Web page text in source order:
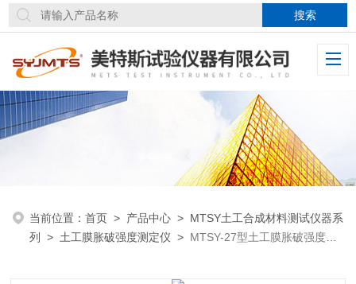
当前位置：首页 > 产品中心 > MTSY土工合成材料测试仪器系
列
> 土工膜胀破强度测定仪 > MTSY-27型土工膜胀破强度测